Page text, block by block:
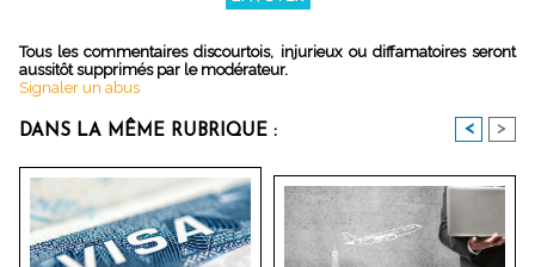
Tous les commentaires discourtois, injurieux ou diffamatoires seront
aussitôt supprimés par le modérateur.
Signaler un abus
DANS LA MÊME RUBRIQUE : < >